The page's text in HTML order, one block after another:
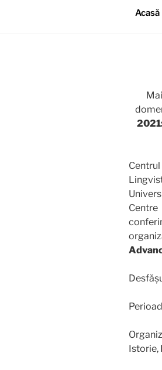
Acasă
Istorie,